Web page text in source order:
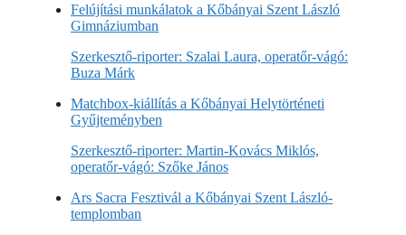
Felújítási munkálatok a Kőbányai Szent László
Gimnáziumban
Szerkesztő-riporter: Szalai Laura, operatőr-vágó:
Buza Márk
Matchbox-kiállítás a Kőbányai Helytörténeti
Gyűjteményben
Szerkesztő-riporter: Martin-Kovács Miklós,
operatőr-vágó: Szőke János
Ars Sacra Fesztivál a Kőbányai Szent László-
templomban